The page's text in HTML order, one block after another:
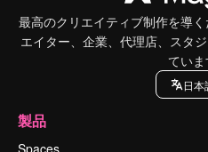
最高のクリエイティブ制作を導
エイター、企業、代理店、スタ
ていま
日本
製品
Spaces